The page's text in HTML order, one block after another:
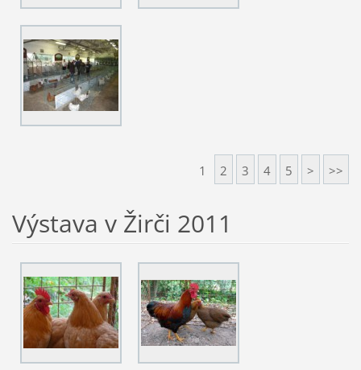
1 2 3 4 5 > >>
Výstava v Žirči 2011